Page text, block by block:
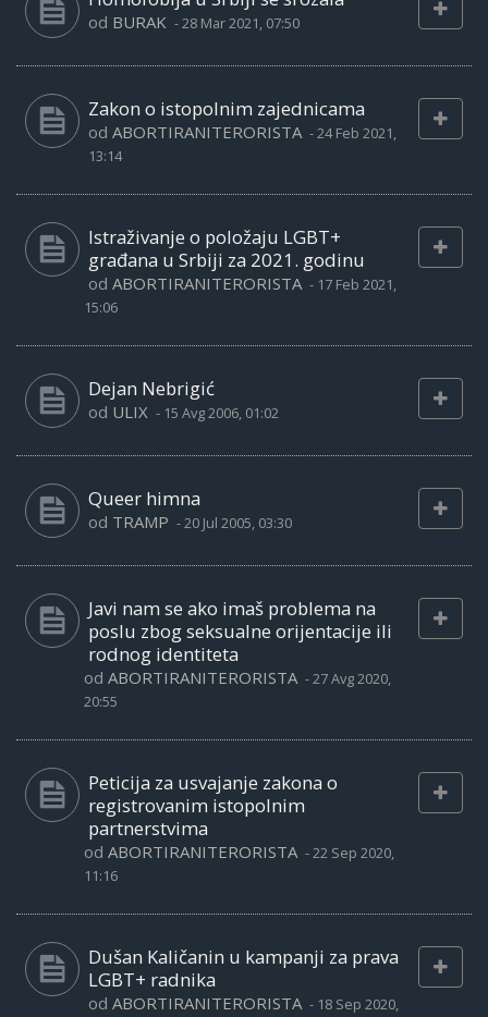
od BURAK -28 Mar 2021, 07:50
Zakon o istopolnim zajednicama
od ABORTIRANITERORISTA -24 Feb 2021,
13:14
Istraživanje o položaju LGBT+
građana u Srbiji za 2021. godinu
od ABORTIRANITERORISTA - 17 Feb 2021,
15:06
Dejan Nebrigić
od ULIX - 15 Avg 2006, 01:02
Queer himna
od TRAMP -20 Jul 2005, 03:30
Javi nam se ako imaš problema na
poslu zbog seksualne orijentacije ili
rodnog identiteta
od ABORTIRANITERORISTA -27 Avg 2020,
20:55
Peticija za usvajanje zakona o
registrovanim istopolnim
partnerstvima
od ABORTIRANITERORISTA -22 Sep 2020,
11:16
Dušan Kaličanin u kampanji za prava
LGBT+ radnika
od ABORTIRANITERORISTA - 18 Sep 2020,